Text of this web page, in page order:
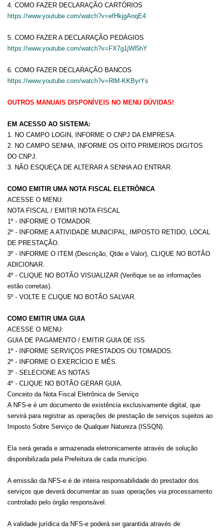
4. COMO FAZER DECLARAÇÃO CARTÓRIOS
https://www.youtube.com/watch?v=efHkjgAnqE4
5. COMO FAZER A DECLARAÇÃO PEDÁGIOS
https://www.youtube.com/watch?v=FX7g1jWl5hY
6. COMO FAZER DECLARAÇÃO BANCOS
https://www.youtube.com/watch?v=RlM-KKByrYs
OUTROS MANUAIS DISPONÍVEIS NO MENU DÚVIDAS!
EM ACESSO AO SISTEMA:
1. NO CAMPO LOGIN, INFORME O CNPJ DA EMPRESA.
2. NO CAMPO SENHA, INFORME OS OITO PRIMEIROS DIGITOS
DO CNPJ.
3. NÃO ESQUEÇA DE ALTERAR A SENHA AO ENTRAR.
COMO EMITIR UMA NOTA FISCAL ELETRÔNICA
ACESSE O MENU:
NOTA FISCAL / EMITIR NOTA FISCAL
1º - INFORME O TOMADOR.
2º - INFORME A ATIVIDADE MUNICIPAL, IMPOSTO RETIDO, LOCAL
DE PRESTAÇÃO.
3º - INFORME O ITEM (Descrição, Qtde e Valor), CLIQUE NO BOTÃO
ADICIONAR.
4º - CLIQUE NO BOTÃO VISUALIZAR (Verifique se as informações
estão corretas).
5º - VOLTE E CLIQUE NO BOTÃO SALVAR.
COMO EMITIR UMA GUIA
ACESSE O MENU:
GUIA DE PAGAMENTO / EMITIR GUIA DE ISS
1º - INFORME SERVIÇOS PRESTADOS OU TOMADOS.
2º - INFORME O EXERCÍCIO E MÊS.
3º - SELECIONE AS NOTAS
4º - CLIQUE NO BOTÃO GERAR GUIA.
Conceito da Nota Fiscal Eletrônica de Serviço
A NFS-e é um documento de existência exclusivamente digital, que
servirá para registrar as operações de prestação de serviços sujeitos ao
Imposto Sobre Serviço de Qualquer Natureza (ISSQN).
Ela será gerada e armazenada eletronicamente através de solução
disponibilizada pela Prefeitura de cada município.
A emissão da NFS-e é de inteira responsabilidade do prestador dos
serviços que deverá documentar as suas operações via processamento
controlado pelo órgão responsável.
A validade jurídica da NFS-e poderá ser garantida através de